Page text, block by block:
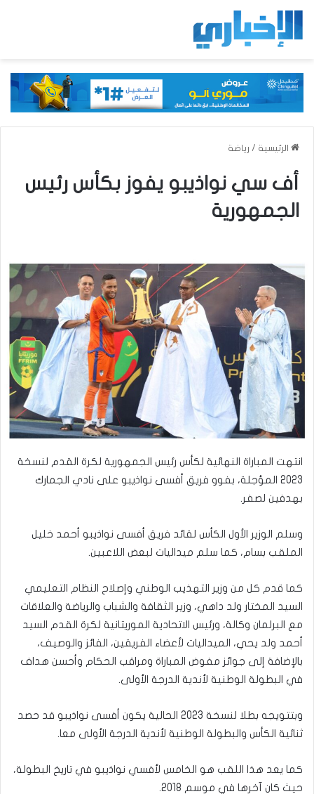
الرئيسية / رياضة
أف سي نواذيبو يفوز بكأس رئيس
الجمهورية
انتهت المباراة النهائية لكأس رئيس الجمهورية لكرة القدم لنسخة
2023 المؤجلة، بفوو فريق أفسى نواذيبو على نادي الجمارك
بهدفين لصفر.
وسلم الوزير الأول الكأس لقائد فريق أفسى نواذيبو أحمد خليل
الملقب بسام، كما سلم ميداليات لبعض اللاعبين.
كما قدم كل من وزير التهذيب الوطني وإصلاح النظام التعليمي
السيد المختار ولد داهي، وزير الثقافة والشباب والرياضة والعلاقات
مع البرلمان وكالة، ورئيس الاتحادية الموريتانية لكرة القدم السيد
أحمد ولد يحي، الميداليات لأعضاء الفريقين، الفائز والوصيف،
بالإضافة إلى جوائز مفوض المباراة ومراقب الحكام وأحسن هداف
في البطولة الوطنية لأندية الدرجة الأولى.
وبتتويجه بطلا لنسخة 2023 الحالية يكون أفسى نواذيبو قد حصد
ثنائية الكأس والبطولة الوطنية لأندية الدرجة الأولى معا.
كما يعد هذا اللقب هو الخامس لأفسي نواذيبو في تاريخ البطولة،
حيث كان آخرها في موسم 2018.